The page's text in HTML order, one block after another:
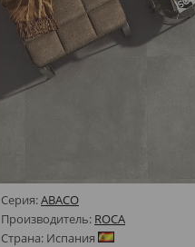
Цвета:
Серия:ABACO
Производитель: ROCA
Страна: Испания